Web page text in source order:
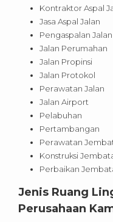
Kontraktor Aspal
Jasa Aspal Jalan
Pengaspalan
Jalan Perumahan
Jalan Propinsi
Jalan Protokol
Perawatan Jalan
Jalan Airport
Pelabuhan
Pertambangan
Perawatan
Konstruksi
Perbaikan
Jenis Ruang
Perusahaan